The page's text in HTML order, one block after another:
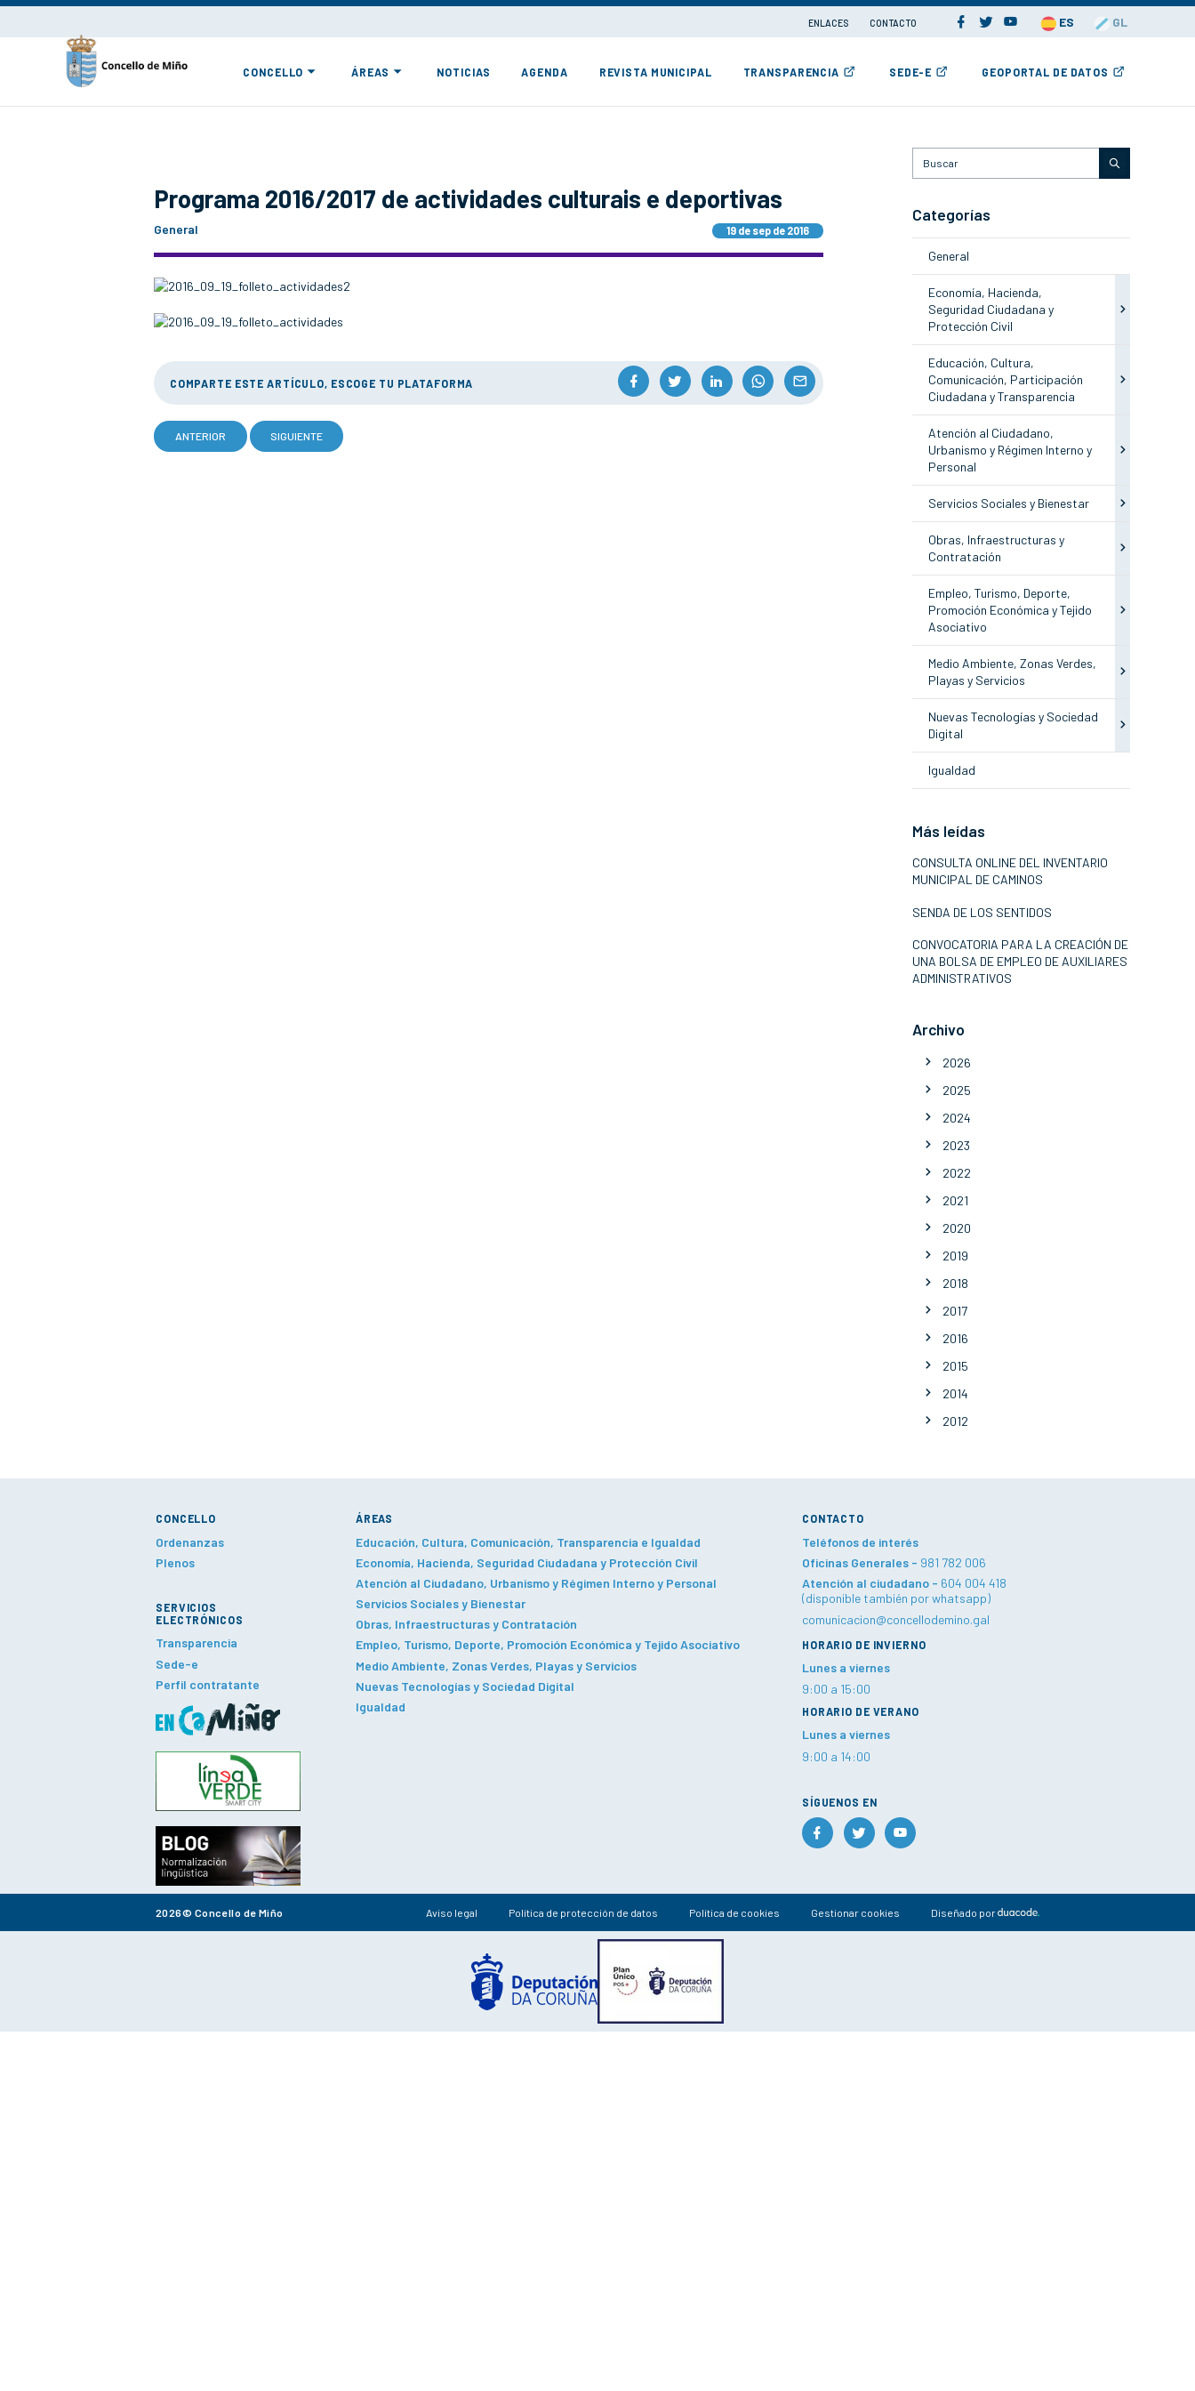
ENLACES CONTACTO ES GL
CONCELLO ÁREAS NOTICIAS AGENDA REVISTA MUNICIPAL TRANSPARENCIA SEDE-E GEOPORTAL DE DATOS
Programa 2016/2017 de actividades culturais e deportivas
General 19 de sep de 2016
COMPARTE ESTE ARTÍCULO, ESCOGE TU PLATAFORMA
ANTERIOR SIGUIENTE
Categorías
General
Economía, Hacienda,
Seguridad Ciudadana y
Protección Civil
Educación, Cultura,
Comunicación, Participación
Ciudadana y Transparencia
Atención al Ciudadano,
Urbanismo y Régimen Interno y
Personal
Servicios Sociales y Bienestar
Obras, Infraestructuras y
Contratación
Empleo, Turismo, Deporte,
Promoción Económica y Tejido
Asociativo
Medio Ambiente, Zonas Verdes,
Playas y Servicios
Nuevas Tecnologías y Sociedad
Digital
Igualdad
Más leídas
CONSULTA ONLINE DEL INVENTARIO
MUNICIPAL DE CAMINOS
SENDA DE LOS SENTIDOS
CONVOCATORIA PARA LA CREACIÓN DE
UNA BOLSA DE EMPLEO DE AUXILIARES
ADMINISTRATIVOS
Archivo
2026
2025
2024
2023
2022
2021
2020
2019
2018
2017
2016
2015
2014
2012
CONCELLO
Ordenanzas
Plenos
SERVICIOS
ELECTRÓNICOS
Transparencia
Sede-e
Perfil contratante
ÁREAS
Educación, Cultura, Comunicación, Transparencia e Igualdad
Economía, Hacienda, Seguridad Ciudadana y Protección Civil
Atención al Ciudadano, Urbanismo y Régimen Interno y Personal
Servicios Sociales y Bienestar
Obras, Infraestructuras y Contratación
Empleo, Turismo, Deporte, Promoción Económica y Tejido Asociativo
Medio Ambiente, Zonas Verdes, Playas y Servicios
Nuevas Tecnologías y Sociedad Digital
Igualdad
CONTACTO
Teléfonos de interés
Oficinas Generales - 981 782 006
Atención al ciudadano - 604 004 418
(disponible también por whatsapp)
comunicacion@concellodemino.gal
HORARIO DE INVIERNO
Lunes a viernes
9:00 a 15:00
HORARIO DE VERANO
Lunes a viernes
9:00 a 14:00
SÍGUENOS EN
2026© Concello de Miño Aviso legal Política de protección de datos Política de cookies Gestionar cookies Diseñado por